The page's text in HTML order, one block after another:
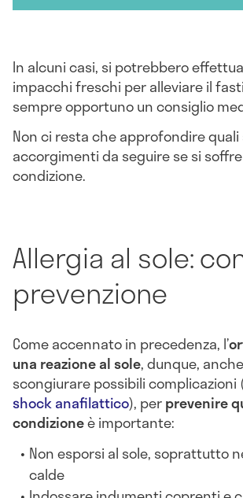
In alcuni casi, si potrebbero
impacchi freschi per alleviare il
sempre opportuno un consiglio
Non ci resta che approfondire quali
accorgimenti da seguire se si
condizione.
Allergia al sole:
prevenzione
Come accennato in precedenza, l’
una reazione al sole, dunque,
scongiurare possibili complicazioni
shock anafilattico), perprevenire
condizioneè importante:
Non esporsi al sole, soprattutto
calde